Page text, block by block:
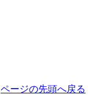
ページの先頭へ戻る